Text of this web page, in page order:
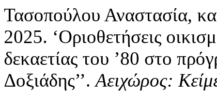
Τασοπούλου Αναστασία,
2025. ‘Οριοθετήσεις
δεκαετίας του ’80 στο
Δοξιάδης’’.Αειχώρος: